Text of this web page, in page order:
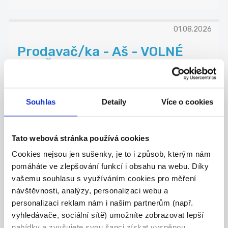
Souhlas Detaily Více o cookies
Tato webová stránka používá cookies
Cookies nejsou jen sušenky, je to i způsob, kterým nám
pomáháte ve zlepšování funkcí i obsahu na webu. Díky
vašemu souhlasu s využíváním cookies pro měření
návštěvnosti, analýzy, personalizaci webu a
personalizaci reklam nám i našim partnerům (např.
vyhledávače, sociální sítě) umožníte zobrazovat lepší
01.08.2026
Prodavač/ka - Aš - VOLNÉ
Česká společnost s dlouholetou tradicí Zeman
Aš
23.07.2026
Operátor / operátorka plnírny
chladiv
Schiessl, s.r.o. Velkoobchod s komponenty pro c...